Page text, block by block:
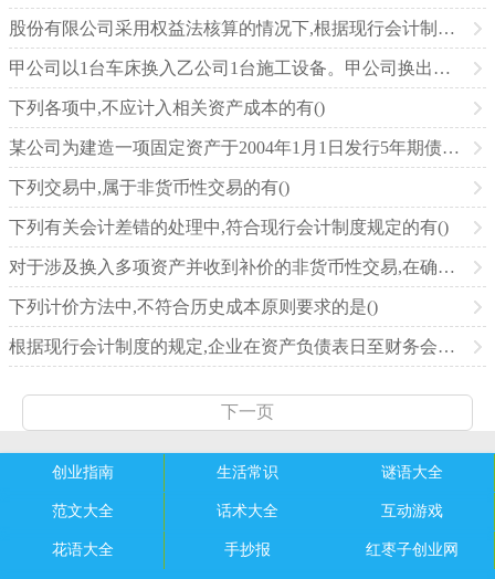
股份有限公司采用权益法核算的情况下,根据现行会计制度的规定,下列各项中会引起长期股权投资账面价值发生增减变动的有
甲公司以1台车床换入乙公司1台施工设备。甲公司换出车床的账面原价为1 000万元,累计折旧为240万元
下列各项中,不应计入相关资产成本的有()
某公司为建造一项固定资产于2004年1月1日发行5年期债券,面值为21 000万元
下列交易中,属于非货币性交易的有()
下列有关会计差错的处理中,符合现行会计制度规定的有()
对于涉及换入多项资产并收到补价的非货币性交易,在确认换入资产的入账价值时需要考虑的因素有()
下列计价方法中,不符合历史成本原则要求的是()
根据现行会计制度的规定,企业在资产负债表日至财务会计报告批准报出日之间发生的下列事项中
下一页
创业指南 生活常识 谜语大全
范文大全 话术大全 互动游戏
花语大全 手抄报 红枣子创业网